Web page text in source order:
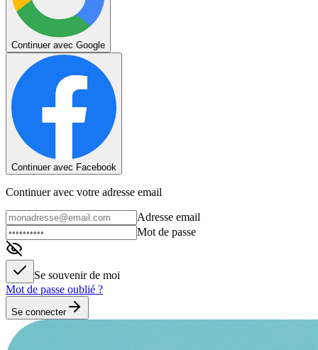
Continuer avec Google
Continuer avec Facebook
Continuer avec votre adresse email
Adresse email
Mot de passe
Se souvenir de moi
Mot de passe oublié ?
Se connecter